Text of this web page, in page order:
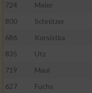
724
Meier
800
Schnitzer
686
Korsistka
835
Utz
719
Maul
627
Fuchs
Verwendung
Verwendung genauer